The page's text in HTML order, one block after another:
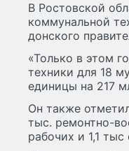
В Ростовской
коммунальной
донского
«Только в этом
техники для 18
единицы на 217
Он также
тыс. ремонтно-
рабочих и 1,1